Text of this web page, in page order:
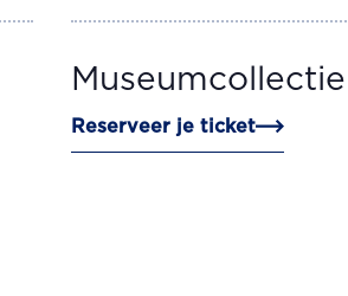
Museumcollectie
Reserveer je ticket